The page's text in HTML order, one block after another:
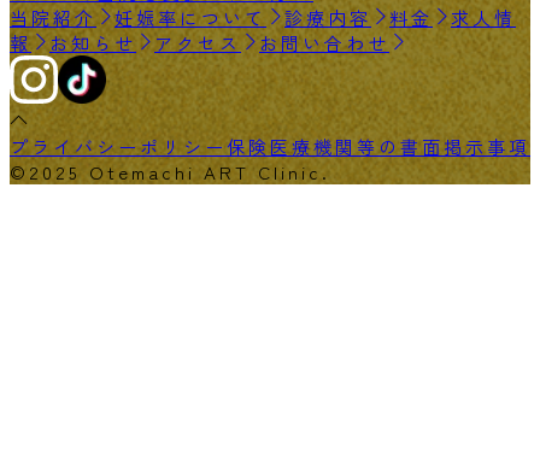
当院紹介
妊娠率について 診療内容 料金
求人情
報
お知らせ アクセス お問い合わせ
プライバシーポリシー保険医療機関等の書面掲示事項
©2025 Otemachi ART Clinic.